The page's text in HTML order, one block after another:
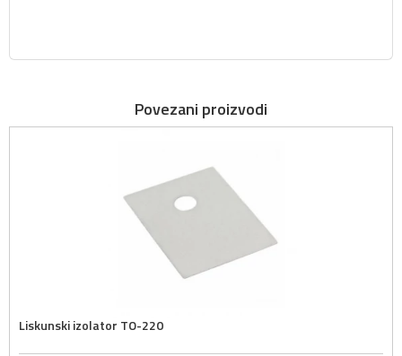
Povezani proizvodi
Liskunski izolator TO-220